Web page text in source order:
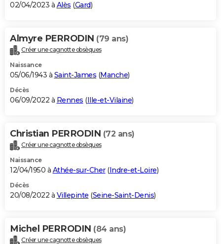
02/04/2023 à Alès (Gard)
Almyre PERRODIN (79 ans)
Créer une cagnotte obsèques
Naissance
05/06/1943 à Saint-James (Manche)
Décès
06/09/2022 à Rennes (Ille-et-Vilaine)
Christian PERRODIN (72 ans)
Créer une cagnotte obsèques
Naissance
12/04/1950 à Athée-sur-Cher(Indre-et-Loire)
Décès
20/08/2022 à Villepinte (Seine-Saint-Denis)
Michel PERRODIN (84 ans)
Créer une cagnotte obsèques